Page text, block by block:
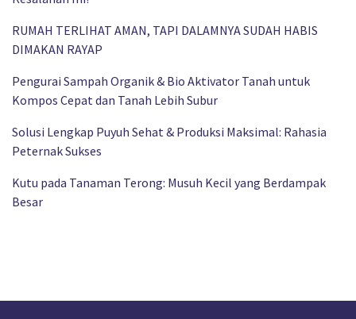
RUMAH TERLIHAT AMAN, TAPI DALAMNYA SUDAH HABIS
DIMAKAN RAYAP
Pengurai Sampah Organik & Bio Aktivator Tanah untuk
Kompos Cepat dan Tanah Lebih Subur
Solusi Lengkap Puyuh Sehat & Produksi Maksimal: Rahasia
Peternak Sukses
Kutu pada Tanaman Terong: Musuh Kecil yang Berdampak
Besar